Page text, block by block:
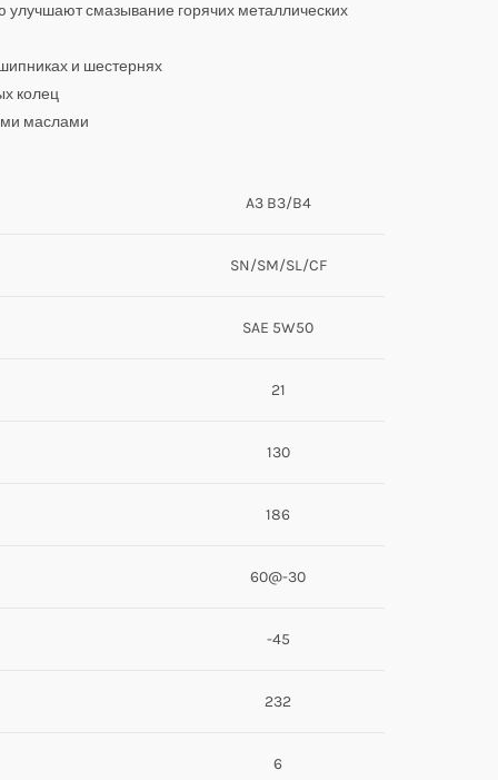
улучшают смазывание горячих металлических
и шестернях
колец
маслами
A3 B3/B4
SN/SM/SL/CF
SAE 5W50
21
130
186
60@-30
-45
232
6